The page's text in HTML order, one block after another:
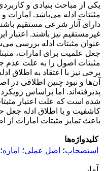
یکی از مباحث بنیادی و
مثبَتات ادله می‌باشد. امارات
دارای آثار شرعی مستقیم
غیرمستقیم نیز باشند. اعتبار
عنوان مثبتات ادله بررسی
جعل علمیت برای امارات،
مثبتات اصول را به علت عدم
برخی نیز با اعتقاد به اطلاق
آن‌ها و نبود چنین اطلاقی در
پذیرفته‌اند. اما براساس
شده است که علت اعتبار
کاشفیت و یا اطلاق ادله جعل
باعث تمایز مثبتات امارات
کلیدواژه‌ها
استصحاب؛ اصل عملی؛ اماره؛
آمار